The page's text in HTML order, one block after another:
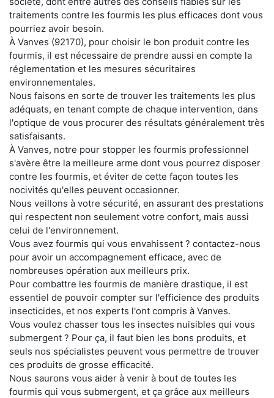
traitements contre les fourmis les plus efficaces dont vous
pourriez avoir besoin.
À Vanves (92170), pour choisir le bon produit contre les
fourmis, il est nécessaire de prendre aussi en compte la
réglementation et les mesures sécuritaires
environnementales.
Nous faisons en sorte de trouver les traitements les plus
adéquats, en tenant compte de chaque intervention, dans
l'optique de vous procurer des résultats généralement très
satisfaisants.
À Vanves, notre pour stopper les fourmis professionnel
s'avère être la meilleure arme dont vous pourrez disposer
contre les fourmis, et éviter de cette façon toutes les
nocivités qu'elles peuvent occasionner.
Nous veillons à votre sécurité, en assurant des prestations
qui respectent non seulement votre confort, mais aussi
celui de l'environnement.
Vous avez fourmis qui vous envahissent ? contactez-nous
pour avoir un accompagnement efficace, avec de
nombreuses opération aux meilleurs prix.
Pour combattre les fourmis de manière drastique, il est
essentiel de pouvoir compter sur l'efficience des produits
insecticides, et nos experts l'ont compris à Vanves.
Vous voulez chasser tous les insectes nuisibles qui vous
submergent ? Pour ça, il faut bien les bons produits, et
seuls nos spécialistes peuvent vous permettre de trouver
ces produits de grosse efficacité.
Nous saurons vous aider à venir à bout de toutes les
fourmis qui vous submergent, et ça grâce aux meilleurs